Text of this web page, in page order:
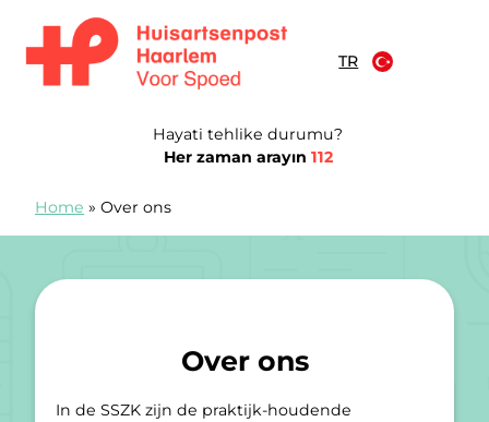
TR
Hayati tehlike durumu?
Her zaman arayın 112
Home » Over ons
Over ons
In de SSZK zijn de praktijk-houdende